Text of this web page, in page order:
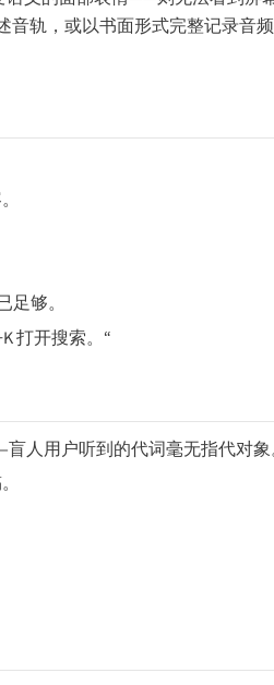
轨，或以书面形式完整记录音
够。
打开搜索。“
人用户听到的代词毫无指代对象